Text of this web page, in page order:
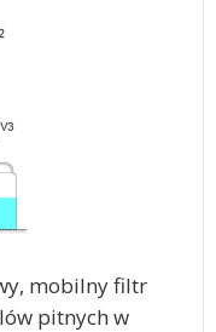
mobilny filtr
pitnych w